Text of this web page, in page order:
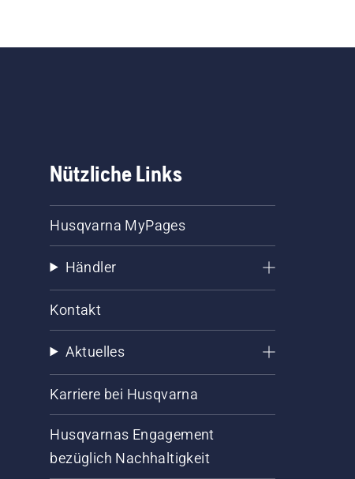
Nützliche Links
Husqvarna MyPages
Händler
Kontakt
Aktuelles
Karriere bei Husqvarna
Husqvarnas Engagement
bezüglich Nachhaltigkeit